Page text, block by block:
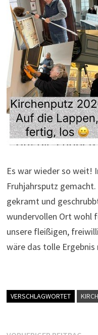
Es war wieder so weit!
Fruhjahrsputz
gekramt und
wundervollen Ort wohl
unsere fleißigen,
wäre das tolle
VERSCHLAGWORTET